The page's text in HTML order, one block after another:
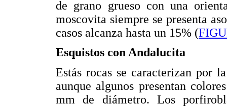
de grano grueso con una
moscovita siempre se presenta
casos alcanza hasta un 15% (
Esquistos con Andalucita
Estás rocas se caracterizan por
aunque algunos presentan
mm de diámetro. Los